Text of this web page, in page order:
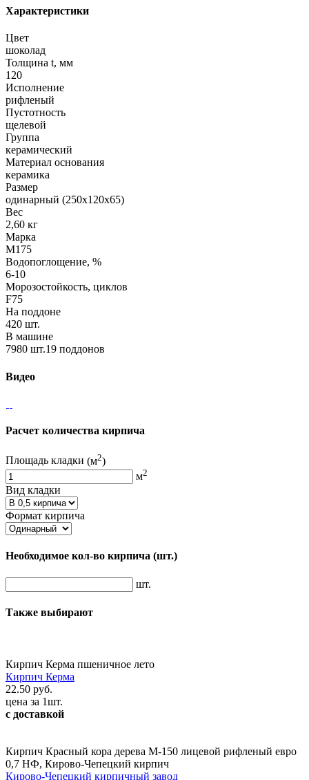
Характеристики
Цвет
шоколад
Толщина t, мм
120
Исполнение
рифленый
Пустотность
щелевой
Группа
керамический
Материал основания
керамика
Размер
одинарный (250х120х65)
Вес
2,60 кг
Марка
М175
Водопоглощение, %
6-10
Морозостойкость, циклов
F75
На поддоне
420 шт.
В машине
7980 шт.19 поддонов
Видео
Расчет количества кирпича
Площадь кладки (м2)
м2
Вид кладки
Формат кирпича
Необходимое кол-во кирпича (шт.)
шт.
Также выбирают
Кирпич Керма пшеничное лето
Кирпич Керма
22.50 руб.
цена за 1шт.
с доставкой
Кирпич Красный кора дерева М-150 лицевой рифленый евро
0,7 НФ, Кирово-Чепецкий кирпич
Кирово-Чепецкий кирпичный завод